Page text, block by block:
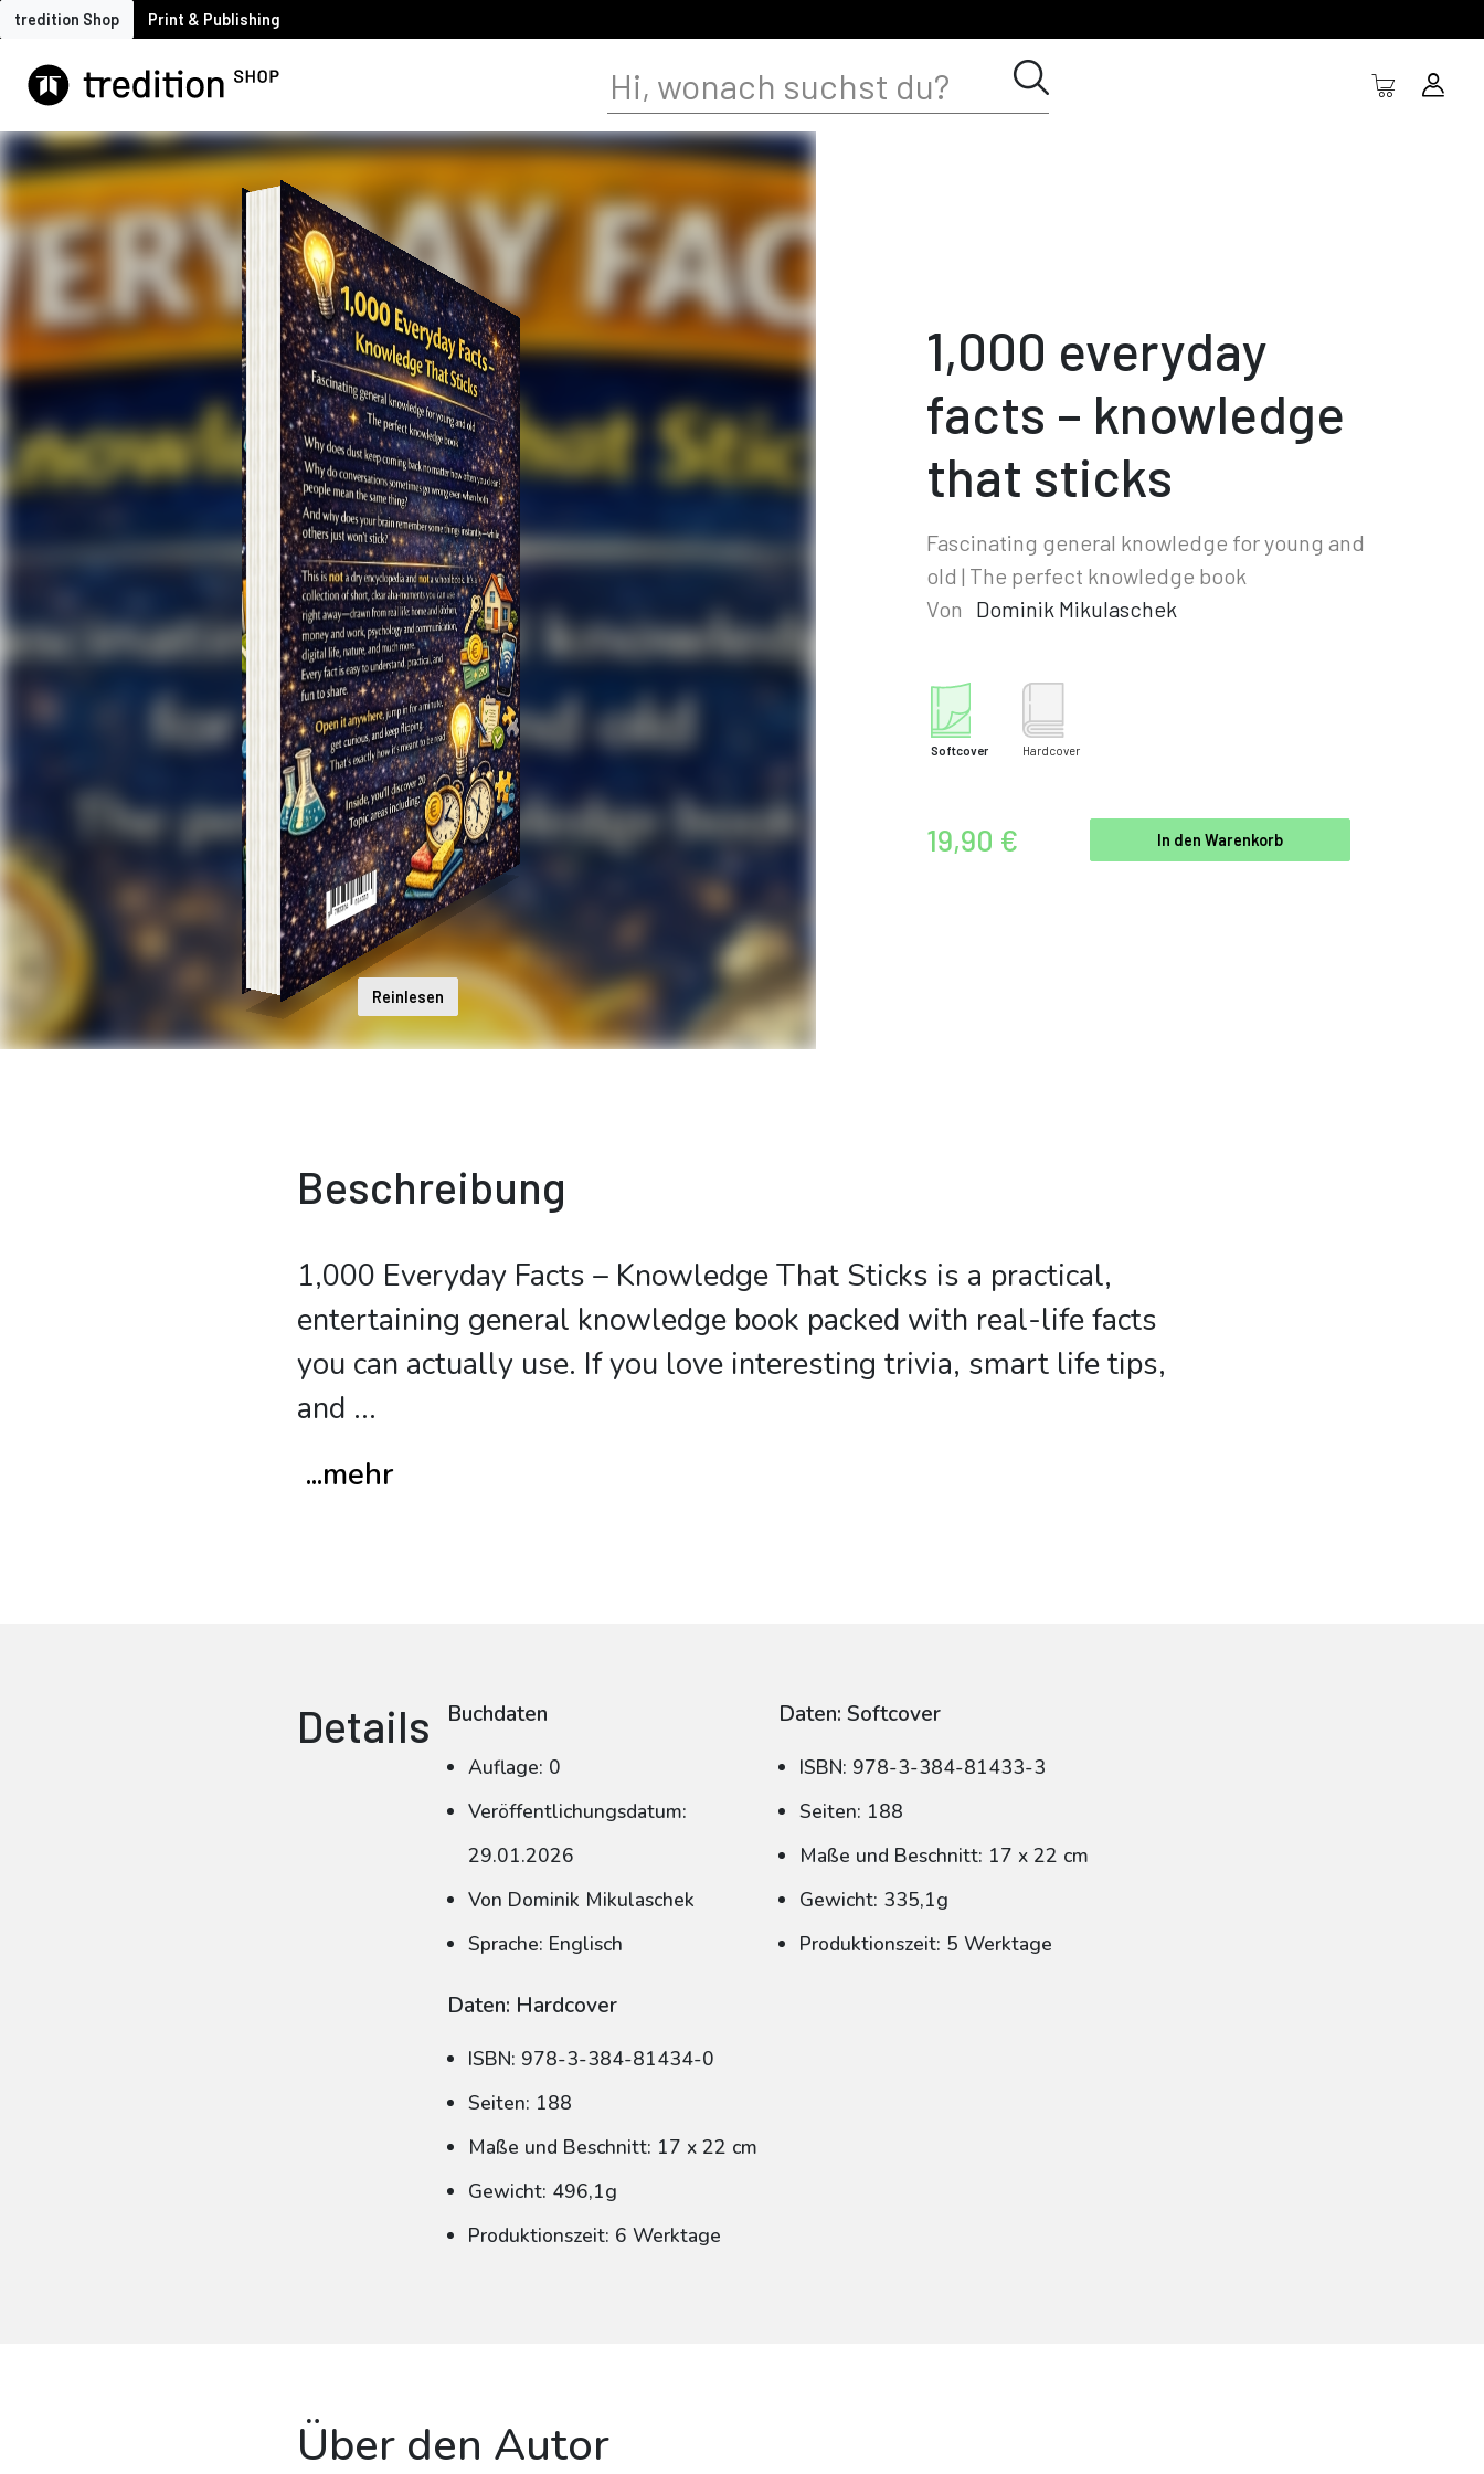
tredition Shop Print & Publishing
Reinlesen
1,000 everyday
facts – knowledge
that sticks
Fascinating general knowledge for young and
old | The perfect knowledge book
Von
Dominik Mikulaschek
Softcover Hardcover
19,90 € In den Warenkorb
Beschreibung
1,000 Everyday Facts – Knowledge That Sticks is a practical,
entertaining general knowledge book packed with real-life facts
you can actually use. If you love interesting trivia, smart life tips,
and ...
...mehr
Details Buchdaten
Auflage: 0
Veröffentlichungsdatum:
29.01.2026
Von Dominik Mikulaschek
Sprache: Englisch
Daten: Softcover
ISBN: 978-3-384-81433-3
Seiten: 188
Maße und Beschnitt: 17 x 22 cm
Gewicht: 335,1g
Produktionszeit: 5 Werktage
Daten: Hardcover
ISBN: 978-3-384-81434-0
Seiten: 188
Maße und Beschnitt: 17 x 22 cm
Gewicht: 496,1g
Produktionszeit: 6 Werktage
Über den Autor